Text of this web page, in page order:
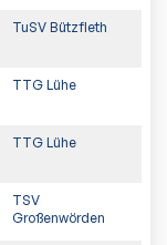
TuSV Bützfleth
TTG Lühe
TTG Lühe
TSV
Großenwörden